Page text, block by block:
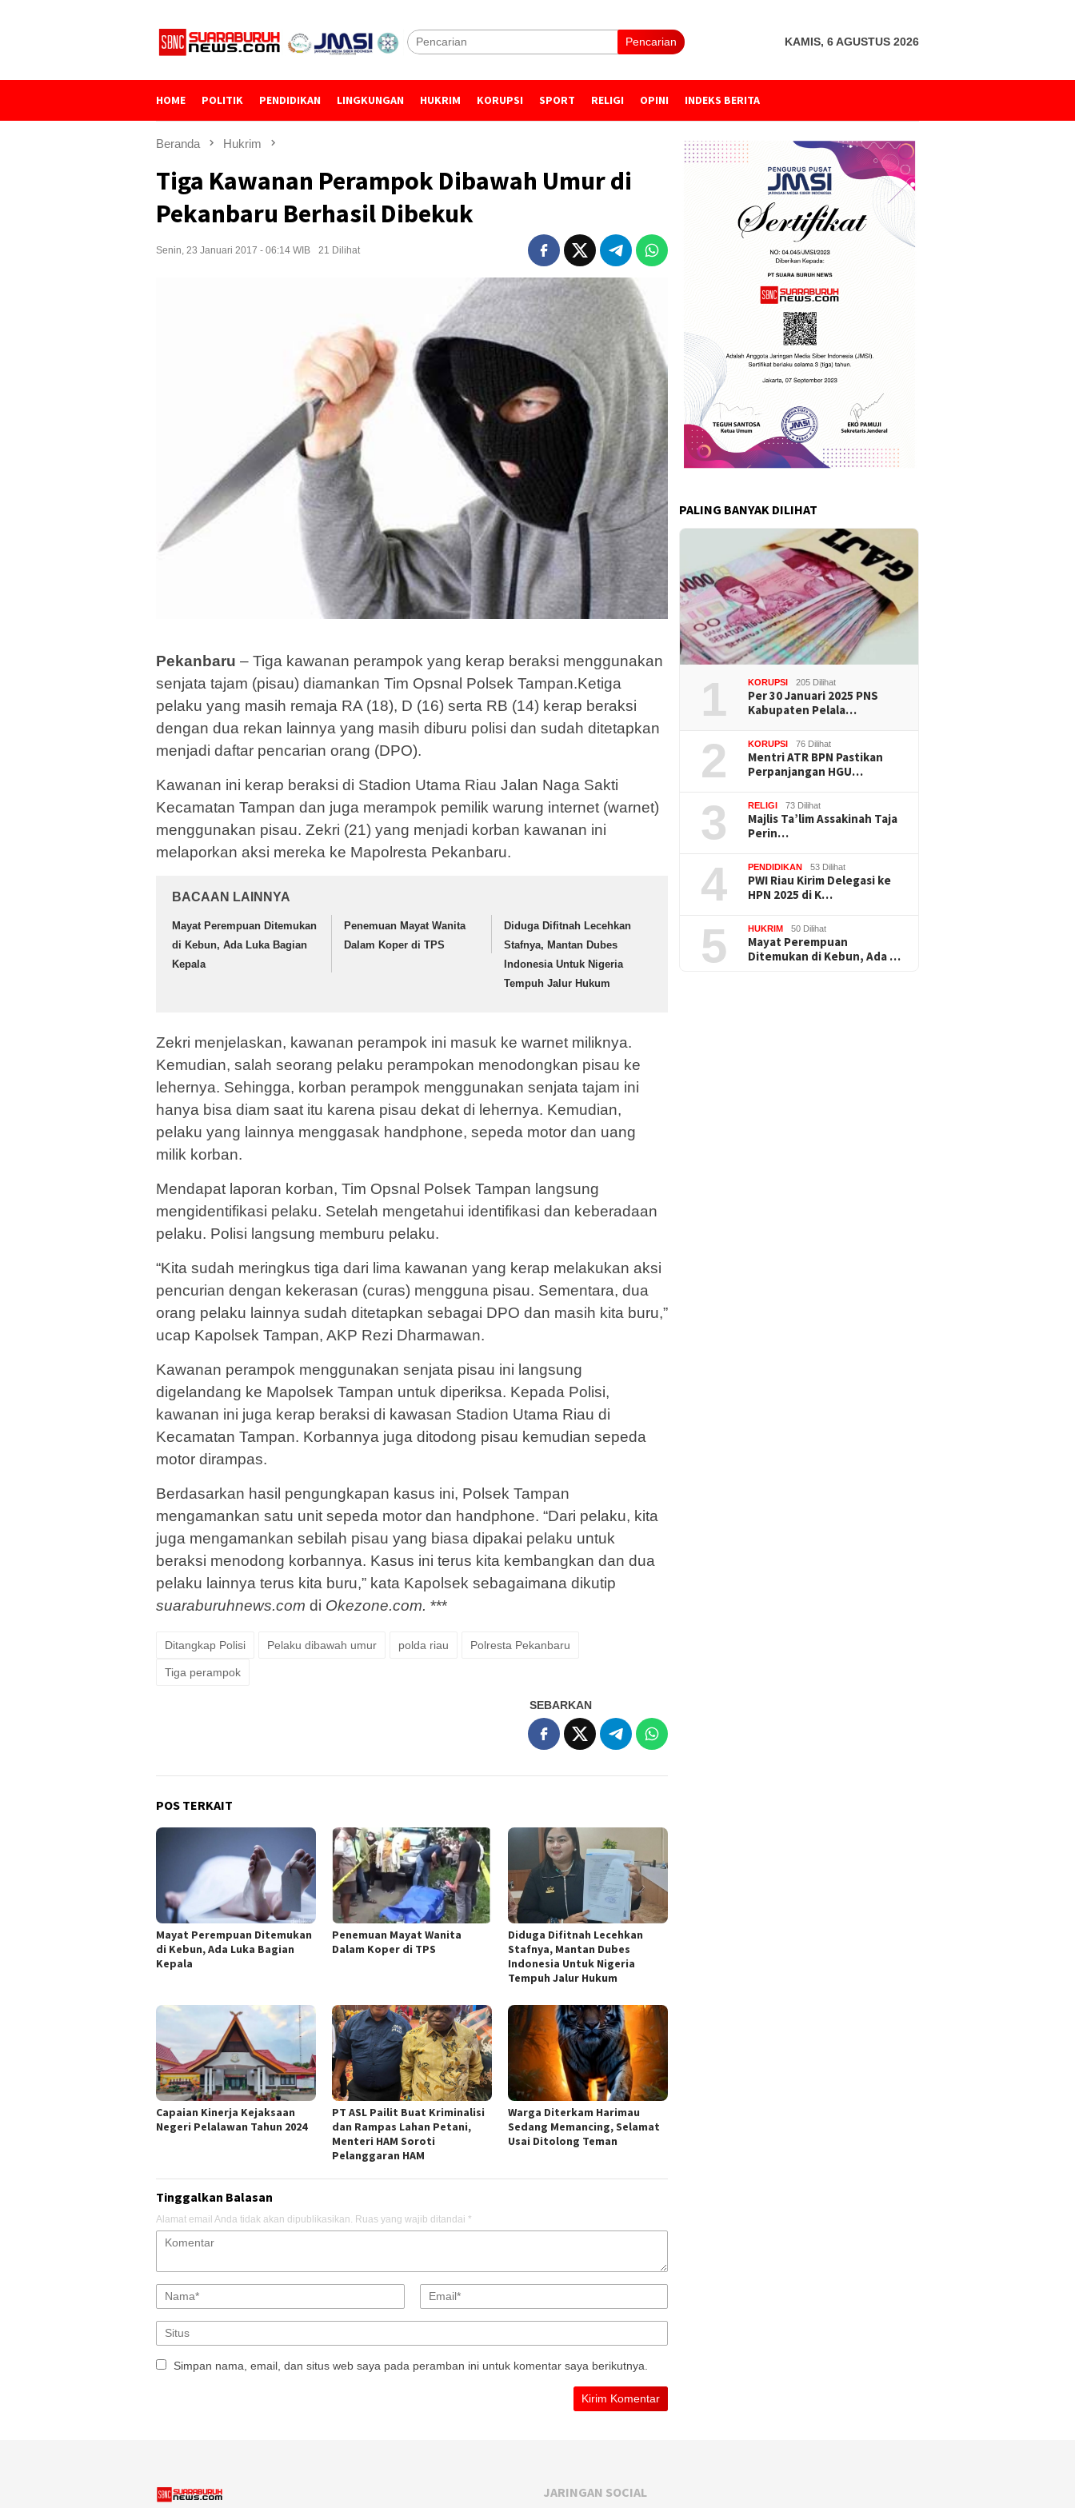
Pencarian KAMIS, 6 AGUSTUS 2026
HOME POLITIK PENDIDIKAN LINGKUNGAN HUKRIM KORUPSI SPORT RELIGI OPINI INDEKS BERITA
Beranda Hukrim
Tiga Kawanan Perampok Dibawah Umur di
Pekanbaru Berhasil Dibekuk
Senin, 23 Januari 2017 - 06:14 WIB 21 Dilihat
Pekanbaru – Tiga kawanan perampok yang kerap beraksi menggunakan
senjata tajam (pisau) diamankan Tim Opsnal Polsek Tampan.Ketiga
pelaku yang masih remaja RA (18), D (16) serta RB (14) kerap beraksi
dengan dua rekan lainnya yang masih diburu polisi dan sudah ditetapkan
menjadi daftar pencarian orang (DPO).
Kawanan ini kerap beraksi di Stadion Utama Riau Jalan Naga Sakti
Kecamatan Tampan dan juga merampok pemilik warung internet (warnet)
menggunakan pisau. Zekri (21) yang menjadi korban kawanan ini
melaporkan aksi mereka ke Mapolresta Pekanbaru.
BACAAN LAINNYA
Mayat Perempuan Ditemukan
di Kebun, Ada Luka Bagian
Kepala
Penemuan Mayat Wanita
Dalam Koper di TPS
Diduga Difitnah Lecehkan
Stafnya, Mantan Dubes
Indonesia Untuk Nigeria
Tempuh Jalur Hukum
Zekri menjelaskan, kawanan perampok ini masuk ke warnet miliknya.
Kemudian, salah seorang pelaku perampokan menodongkan pisau ke
lehernya. Sehingga, korban perampok menggunakan senjata tajam ini
hanya bisa diam saat itu karena pisau dekat di lehernya. Kemudian,
pelaku yang lainnya menggasak handphone, sepeda motor dan uang
milik korban.
Mendapat laporan korban, Tim Opsnal Polsek Tampan langsung
mengidentifikasi pelaku. Setelah mengetahui identifikasi dan keberadaan
pelaku. Polisi langsung memburu pelaku.
“Kita sudah meringkus tiga dari lima kawanan yang kerap melakukan aksi
pencurian dengan kekerasan (curas) mengguna pisau. Sementara, dua
orang pelaku lainnya sudah ditetapkan sebagai DPO dan masih kita buru,”
ucap Kapolsek Tampan, AKP Rezi Dharmawan.
Kawanan perampok menggunakan senjata pisau ini langsung
digelandang ke Mapolsek Tampan untuk diperiksa. Kepada Polisi,
kawanan ini juga kerap beraksi di kawasan Stadion Utama Riau di
Kecamatan Tampan. Korbannya juga ditodong pisau kemudian sepeda
motor dirampas.
Berdasarkan hasil pengungkapan kasus ini, Polsek Tampan
mengamankan satu unit sepeda motor dan handphone. “Dari pelaku, kita
juga mengamankan sebilah pisau yang biasa dipakai pelaku untuk
beraksi menodong korbannya. Kasus ini terus kita kembangkan dan dua
pelaku lainnya terus kita buru,” kata Kapolsek sebagaimana dikutip
suaraburuhnews.com di Okezone.com. ***
Ditangkap Polisi Pelaku dibawah umur polda riau Polresta Pekanbaru
Tiga perampok
SEBARKAN
POS TERKAIT
Mayat Perempuan Ditemukan
di Kebun, Ada Luka Bagian
Kepala
Penemuan Mayat Wanita
Dalam Koper di TPS
Diduga Difitnah Lecehkan
Stafnya, Mantan Dubes
Indonesia Untuk Nigeria
Tempuh Jalur Hukum
Capaian Kinerja Kejaksaan
Negeri Pelalawan Tahun 2024
PT ASL Pailit Buat Kriminalisi
dan Rampas Lahan Petani,
Menteri HAM Soroti
Pelanggaran HAM
Warga Diterkam Harimau
Sedang Memancing, Selamat
Usai Ditolong Teman
Tinggalkan Balasan
Alamat email Anda tidak akan dipublikasikan. Ruas yang wajib ditandai *
Simpan nama, email, dan situs web saya pada peramban ini untuk komentar saya berikutnya.
PALING BANYAK DILIHAT
1 KORUPSI 205 Dilihat
Per 30 Januari 2025 PNS
Kabupaten Pelala…
2 KORUPSI 76 Dilihat
Mentri ATR BPN Pastikan
Perpanjangan HGU…
3 RELIGI 73 Dilihat
Majlis Ta’lim Assakinah Taja
Perin…
4 PENDIDIKAN 53 Dilihat
PWI Riau Kirim Delegasi ke
HPN 2025 di K…
5 HUKRIM 50 Dilihat
Mayat Perempuan
Ditemukan di Kebun, Ada …
JARINGAN SOCIAL